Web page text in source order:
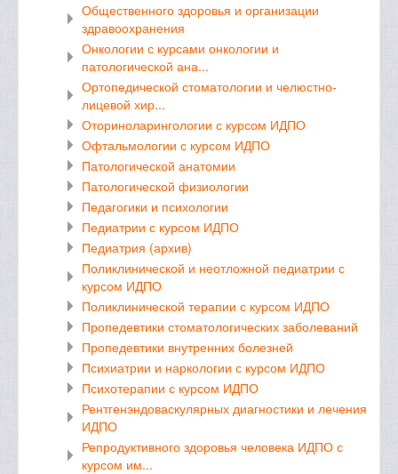
Общественного здоровья и организации
здравоохранения
Онкологии с курсами онкологии и
патологической ана...
Ортопедической стоматологии и челюстно-
лицевой хир...
Оториноларингологии с курсом ИДПО
Офтальмологии с курсом ИДПО
Патологической анатомии
Патологической физиологии
Педагогики и психологии
Педиатрии с курсом ИДПО
Педиатрия (архив)
Поликлинической и неотложной педиатрии с
курсом ИДПО
Поликлинической терапии с курсом ИДПО
Пропедевтики стоматологических заболеваний
Пропедевтики внутренних болезней
Психиатрии и наркологии с курсом ИДПО
Психотерапии с курсом ИДПО
Рентгенэндоваскулярных диагностики и лечения
ИДПО
Репродуктивного здоровья человека ИДПО с
курсом им...